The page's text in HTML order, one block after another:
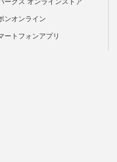
ンオンライン
ートフォンアプリ